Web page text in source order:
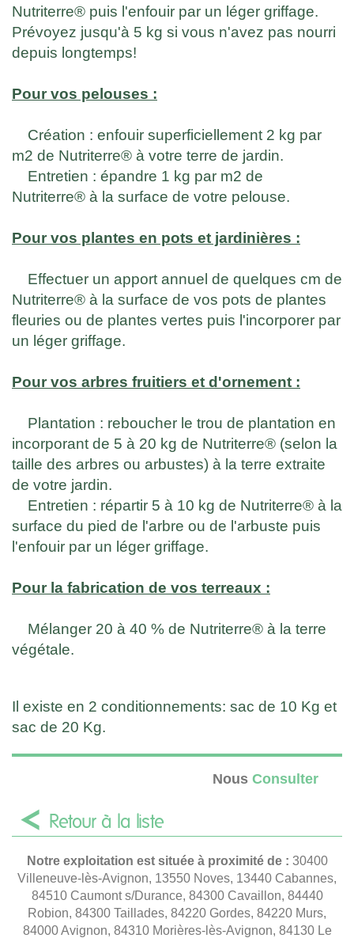
Nutriterre® puis l'enfouir par un léger griffage.
Prévoyez jusqu'à 5 kg si vous n'avez pas nourri
depuis longtemps!
Pour vos pelouses :
Création : enfouir superficiellement 2 kg par
m2 de Nutriterre® à votre terre de jardin.
Entretien : épandre 1 kg par m2 de
Nutriterre® à la surface de votre pelouse.
Pour vos plantes en pots et jardinières :
Effectuer un apport annuel de quelques cm de
Nutriterre® à la surface de vos pots de plantes
fleuries ou de plantes vertes puis l'incorporer par
un léger griffage.
Pour vos arbres fruitiers et d'ornement :
Plantation : reboucher le trou de plantation en
incorporant de 5 à 20 kg de Nutriterre® (selon la
taille des arbres ou arbustes) à la terre extraite
de votre jardin.
Entretien : répartir 5 à 10 kg de Nutriterre® à la
surface du pied de l'arbre ou de l'arbuste puis
l'enfouir par un léger griffage.
Pour la fabrication de vos terreaux :
Mélanger 20 à 40 % de Nutriterre® à la terre
végétale.
Il existe en 2 conditionnements: sac de 10 Kg et
sac de 20 Kg.
Nous Consulter
Retour à la liste
Notre exploitation est située à proximité de : 30400
Villeneuve-lès-Avignon, 13550 Noves, 13440 Cabannes,
84510 Caumont s/Durance, 84300 Cavaillon, 84440
Robion, 84300 Taillades, 84220 Gordes, 84220 Murs,
84000 Avignon, 84310 Morières-lès-Avignon, 84130 Le